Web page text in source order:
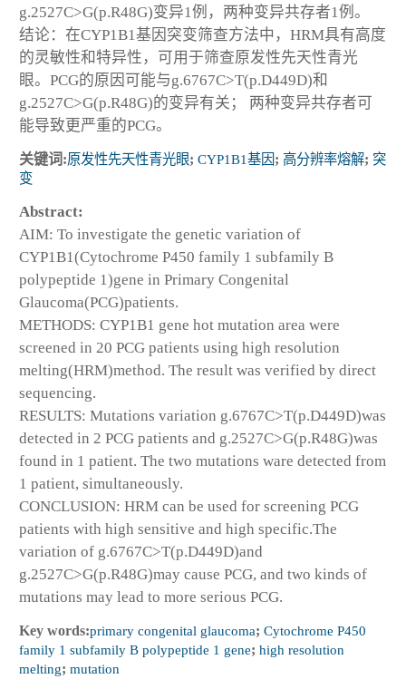
g.2527C>G(p.R48G)变异1例，两种变异共存者1例。
结论：在CYP1B1基因突变筛查方法中，HRM具有高度
的灵敏性和特异性，可用于筛查原发性先天性青光
眼。PCG的原因可能与g.6767C>T(p.D449D)和
g.2527C>G(p.R48G)的变异有关； 两种变异共存者可
能导致更严重的PCG。
关键词:原发性先天性青光眼; CYP1B1基因; 高分辨率熔解; 突
变
Abstract:
AIM: To investigate the genetic variation of
CYP1B1(Cytochrome P450 family 1 subfamily B
polypeptide 1)gene in Primary Congenital
Glaucoma(PCG)patients.
METHODS: CYP1B1 gene hot mutation area were
screened in 20 PCG patients using high resolution
melting(HRM)method. The result was verified by direct
sequencing.
RESULTS: Mutations variation g.6767C>T(p.D449D)was
detected in 2 PCG patients and g.2527C>G(p.R48G)was
found in 1 patient. The two mutations ware detected from
1 patient, simultaneously.
CONCLUSION: HRM can be used for screening PCG
patients with high sensitive and high specific.The
variation of g.6767C>T(p.D449D)and
g.2527C>G(p.R48G)may cause PCG, and two kinds of
mutations may lead to more serious PCG.
Key words:primary congenital glaucoma; Cytochrome P450
family 1 subfamily B polypeptide 1 gene; high resolution
melting; mutation